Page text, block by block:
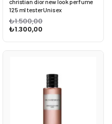
125 ml tester Unisex
₺1.500,00
₺1.300,00